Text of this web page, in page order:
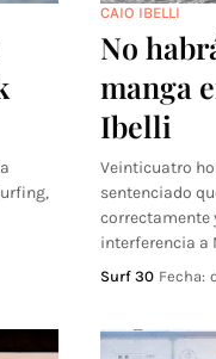
CAIO IBELLI
No
manga
Ibelli
Veinticuatro
sentenciado
correctamente
interferencia a
Surf 30 Fecha: